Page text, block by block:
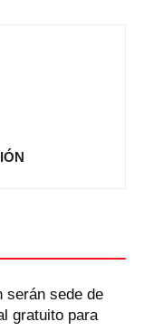
serán sede de
gratuito para